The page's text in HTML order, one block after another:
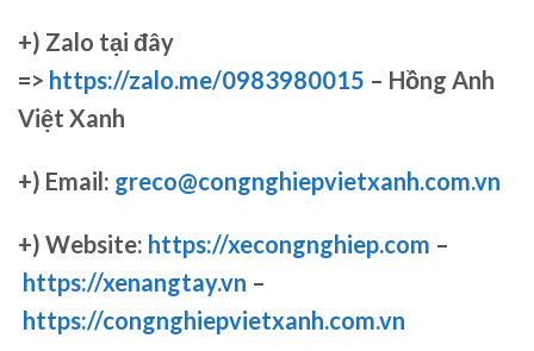
+) Zalo tại đây
=> https://zalo.me/0983980015 – Hồng Anh
Việt Xanh
+) Email: greco@congnghiepvietxanh.com.vn
+) Website: https://xecongnghiep.com –
https://xenangtay.vn –
https://congnghiepvietxanh.com.vn